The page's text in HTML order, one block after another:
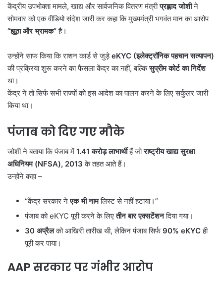
केंद्रीय उपभोक्ता मामले, खाद्य और सार्वजनिक वितरण मंत्रीप्रह्लाद जोशीने
सोमवार को एक वीडियो संदेश जारी कर कहा कि मुख्यमंत्री भगवंत मान का आरोप
“झूठा और भ्रामक”है।
उन्होंने साफ किया कि राशन कार्ड से जुड़ेeKYC (इलेक्ट्रॉनिक पहचान सत्यापन)
की प्रक्रिया शुरू करने का फैसला केंद्र का नहीं, बल्किसुप्रीम कोर्ट का निर्देश
था।
केंद्र ने तो सिर्फ सभी राज्यों को इस आदेश का पालन करने के लिए सर्कुलर जारी
किया था।
पंजाब को दिए गए मौके
जोशी ने बताया कि पंजाब में 1.41करोड़ लाभार्थीहैं जोराष्ट्रीय खाद्य सुरक्षा
अधिनियम (NFSA), 2013 के तहत आते हैं।
उन्होंने कहा –
“केंद्र सरकार नेएक भी नामलिस्ट से नहीं हटाया।”
पंजाब को eKYC पूरी करने के लिएतीन बार एक्सटेंशनदिया गया।
30 अप्रैलको आखिरी तारीख थी, लेकिन पंजाब सिर्फ90% eKYCही
पूरी कर पाया।
AAP सरकार पर गंभीर आरोप